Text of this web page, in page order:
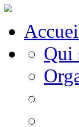
Qui